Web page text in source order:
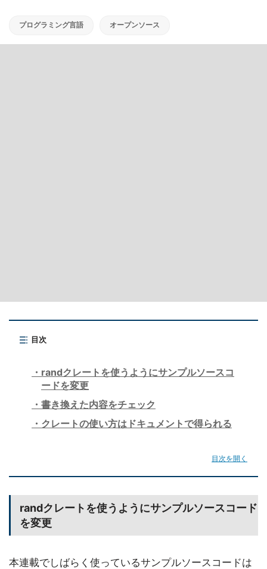
プログラミング言語 オープンソース
目次
randクレートを使うようにサンプルソースコ
ードを変更
書き換えた内容をチェック
クレートの使い方はドキュメントで得られる
目次を開く
randクレートを使うようにサンプルソースコード
を変更
本連載でしばらく使っているサンプルソースコードは